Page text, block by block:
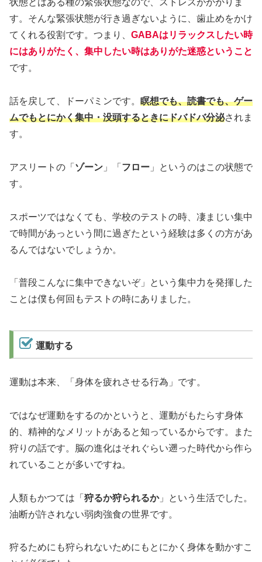
状態とはある種の緊張状態なので、ストレスがかかりま
す。そんな緊張状態が行き過ぎないように、歯止めをかけ
てくれる役割です。つまり、 GABAはリラックスしたい時
にはありがたく、集中したい時はありがた迷惑ということ
です。
話を戻して、ドーパミンです。 瞑想でも、読書でも、ゲー
ムでもとにかく集中・没頭するときにドバドバ分泌されま
す。
アスリートの「 ゾーン 」「 フロー 」というのはこの状態で
す。
スポーツではなくても、学校のテストの時、凄まじい集中
で時間があっという間に過ぎたという経験は多くの方があ
るんではないでしょうか。
「普段こんなに集中できないぞ」という集中力を発揮した
ことは僕も何回もテストの時にありました。
運動する
運動は本来、「身体を疲れさせる行為」です。
ではなぜ運動をするのかというと、運動がもたらす身体
的、精神的なメリットがあると知っているからです。また
狩りの話です。脳の進化はそれぐらい遡った時代から作ら
れていることが多いですね。
人類もかつては「 狩るか狩られるか」という生活でした。
油断が許されない弱肉強食の世界です。
狩るためにも狩られないためにもとにかく身体を動かすこ